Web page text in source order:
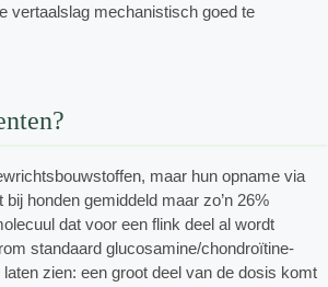
vertaalslag mechanistisch goed te
maar hun opname via
honden gemiddeld maar zo’n 26%
dat voor een flink deel al wordt
standaard glucosamine/chondroïtine-
zien: een groot deel van de dosis komt